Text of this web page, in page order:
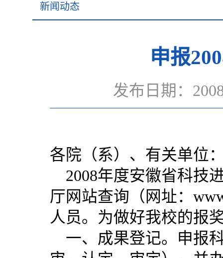
新闻动态
申报
发布日期：
各院（系）、有关单位
2008年度安徽省科技
厅网站查询（网址：
人员。为做好我校的报
一、成果登记。申报